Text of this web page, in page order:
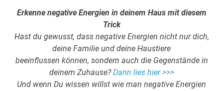
Erkenne negative Energien in deinem Haus mit diesem
Trick
Hast du gewusst, dass negative Energien nicht nur dich,
deine Familie und deine Haustiere
beeinflussen können, sondern auch die Gegenstände in
deinem Zuhause?Dann lies hier >>>
Und wenn Du wissen willst wie man negative Energien